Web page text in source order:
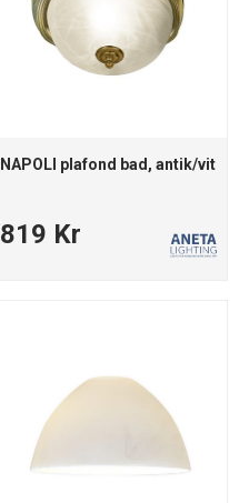
NAPOLI plafond bad, antik/vit
819 Kr